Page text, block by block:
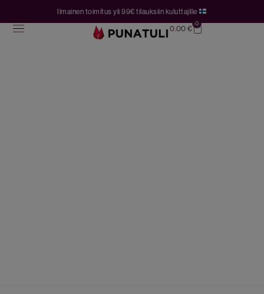
Ilmainen toimitus yli 99€ tilauksiin kuluttajille
0.00€
0